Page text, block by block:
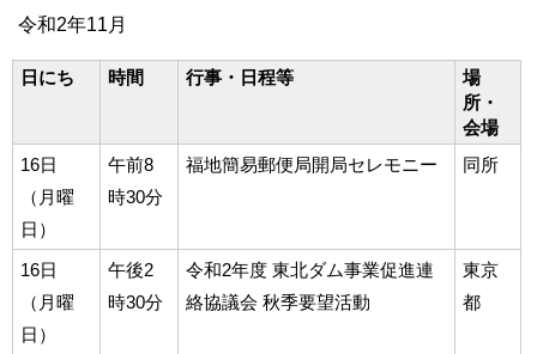
令和2年11月
日にち 時間 行事・日程等
場
所・
会場
16日
（月曜
日）
午前8
時30分
福地簡易郵便局開局セレモニー 同所
16日
（月曜
日）
午後2
時30分
令和2年度 東北ダム事業促進連
絡協議会 秋季要望活動
東京
都